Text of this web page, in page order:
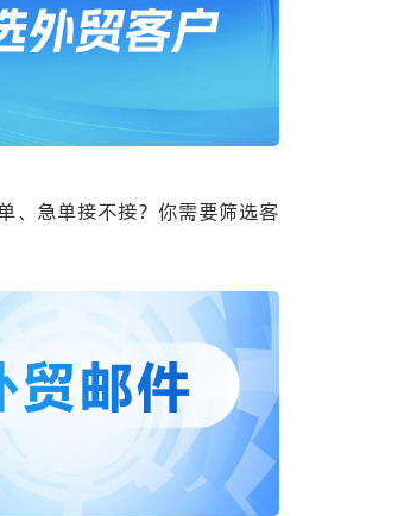
、急单接不接？你需要筛选客